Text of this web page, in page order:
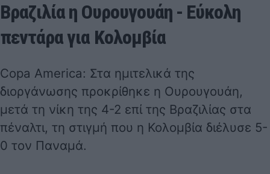
Βραζιλία η Ουρουγουάη - Εύκολη
πεντάρα για Κολομβία
Copa America: Στα ημιτελικά της
διοργάνωσης προκρίθηκε η Ουρουγουάη,
μετά τη νίκη της 4-2 επί της Βραζιλίας στα
πέναλτι, τη στιγμή που η Κολομβία διέλυσε 5-
0 τον Παναμά.